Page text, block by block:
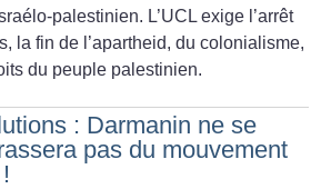
palestinien. L’UCL exige l’arrêt
la fin de l’apartheid, du colonialisme,
du peuple palestinien.
: Darmanin ne se
pas du mouvement
!